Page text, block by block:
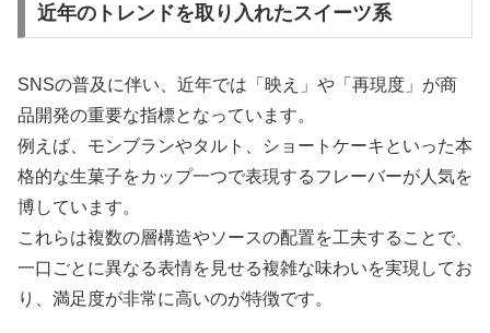
近年のトレンドを取り入れたスイーツ系
SNSの普及に伴い、近年では「映え」や「再現度」が商
品開発の重要な指標となっています。
例えば、モンブランやタルト、ショートケーキといった本
格的な生菓子をカップ一つで表現するフレーバーが人気を
博しています。
これらは複数の層構造やソースの配置を工夫することで、
一口ごとに異なる表情を見せる複雑な味わいを実現してお
り、満足度が非常に高いのが特徴です。